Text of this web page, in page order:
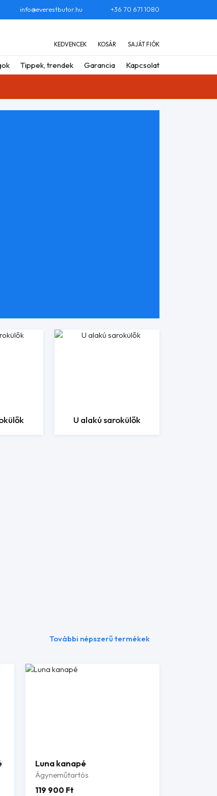
info@everestbutor.hu +36 70 671 1080
KEDVENCEK KOSÁR SAJÁT FIÓK
Tippek, trendek Garancia Kapcsolat
U alakú sarokülők
További népszerű termékek
Luna kanapé
Ágyneműtartós
119 900 Ft